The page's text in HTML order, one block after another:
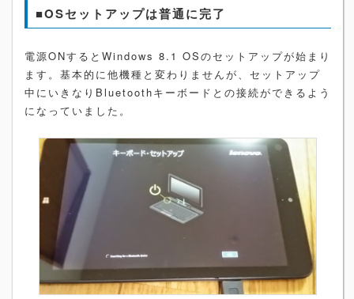
■OSセットアップは普通に完了
電源ONするとWindows 8.1 OSのセットアップが始まり
ます。基本的に他機種と変わりませんが、セットアップ
中にいきなりBluetoothキーボードとの接続ができるよう
になっていました。